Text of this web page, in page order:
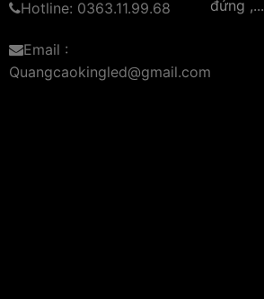
Hotline: 0363.11.99.68
Email :
Quangcaokingled@gmail.com
đứng ,...